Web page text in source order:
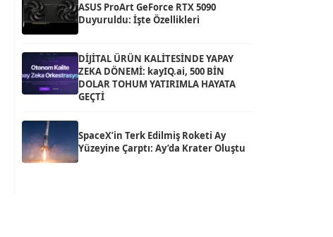
ASUS ProArt GeForce RTX 5090
Duyuruldu: İşte Özellikleri
DİJİTAL ÜRÜN KALİTESİNDE YAPAY
ZEKA DÖNEMİ: kayIQ.ai, 500 BİN
DOLAR TOHUM YATIRIMLA HAYATA
GEÇTİ
SpaceX’in Terk Edilmiş Roketi Ay
Yüzeyine Çarptı: Ay’da Krater Oluştu